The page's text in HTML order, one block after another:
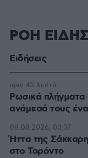
ΡΟΗ
Ειδήσεις
Ρωσικά πλήγματα
ανάμεσά τους ένα
πριν 45 λεπτά
Ήττα της
στο Τορόντο
08.08.2026, 03:37